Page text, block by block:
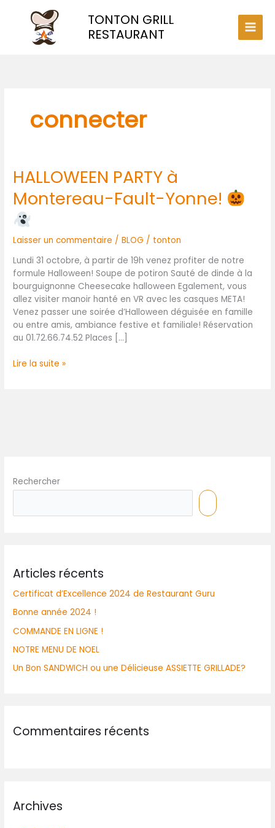
TONTON GRILL
RESTAURANT
connecter
HALLOWEEN PARTY à
Montereau-Fault-Yonne!
Laisser un commentaire /BLOG / tonton
Lundi 31 octobre, à partir de 19h venez profiter de notre
formule Halloween! Soupe de potiron Sauté de dinde à la
bourguignonne Cheesecake halloween Egalement, vous
allez visiter manoir hanté en VR avec les casques META!
Venez passer une soirée d’Halloween déguisée en famille
ou entre amis, ambiance festive et familiale! Réservation
au 01.72.66.74.52 Places […]
HALLOWEEN
PARTY
à
Montereau-
Fault-
Yonne!
Lire la suite »
Rechercher
Articles récents
Certificat d’Excellence 2024 de Restaurant Guru
Bonne année 2024 !
COMMANDE EN LIGNE !
NOTRE MENU DE NOEL
Un Bon SANDWICH ou une Délicieuse ASSIETTE GRILLADE?
Commentaires récents
Archives